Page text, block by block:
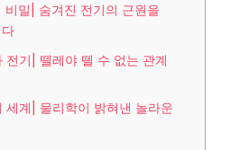
비밀| 숨겨진 전기의 근원을
전기| 뗄레야 뗄 수 없는 관계
세계| 물리학이 밝혀낸 놀라운